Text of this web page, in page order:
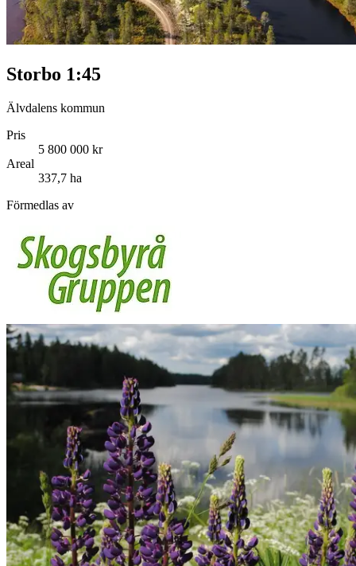
Storbo 1:45
Älvdalens kommun
Pris
5 800 000 kr
Areal
337,7 ha
Förmedlas av